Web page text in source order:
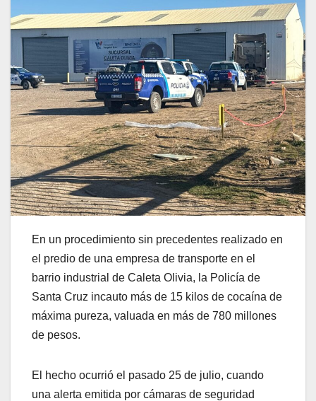
En un procedimiento sin precedentes realizado en
el predio de una empresa de transporte en el
barrio industrial de Caleta Olivia, la Policía de
Santa Cruz incauto más de 15 kilos de cocaína de
máxima pureza, valuada en más de 780 millones
de pesos.
El hecho ocurrió el pasado 25 de julio, cuando
una alerta emitida por cámaras de seguridad